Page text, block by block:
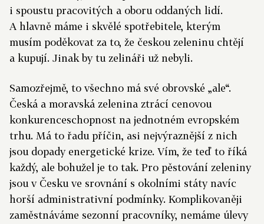
i spoustu pracovitých a oboru oddaných lidí.
A hlavně máme i skvělé spotřebitele, kterým
musím poděkovat za to, že českou zeleninu chtějí
a kupují. Jinak by tu zelináři už nebyli.
Samozřejmě, to všechno má své obrovské „ale“.
Česká a moravská zelenina ztrácí cenovou
konkurenceschopnost na jednotném evropském
trhu. Má to řadu příčin, asi nejvýraznější z nich
jsou dopady energetické krize. Vím, že teď to říká
každý, ale bohužel je to tak. Pro pěstování zeleniny
jsou v Česku ve srovnání s okolními státy navíc
horší administrativní podmínky. Komplikovaněji
zaměstnáváme sezonní pracovníky, nemáme úlevy